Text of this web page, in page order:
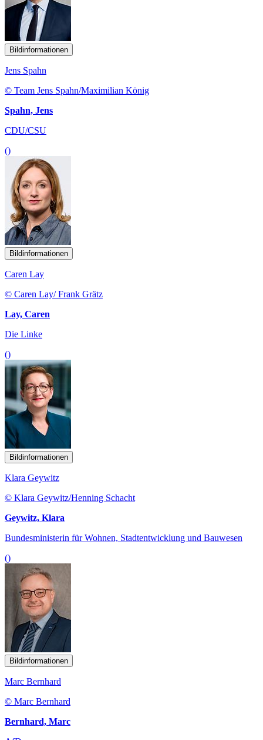
Bildinformationen
Jens Spahn
© Team Jens Spahn/Maximilian König
Spahn, Jens
CDU/CSU
()
Bildinformationen
Caren Lay
© Caren Lay/ Frank Grätz
Lay, Caren
Die Linke
()
Bildinformationen
Klara Geywitz
© Klara Geywitz/Henning Schacht
Geywitz, Klara
Bundesministerin für Wohnen, Stadtentwicklung und Bauwesen
()
Bildinformationen
Marc Bernhard
© Marc Bernhard
Bernhard, Marc